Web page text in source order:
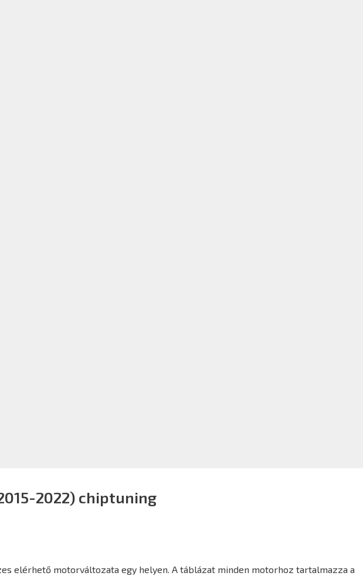
2015-2022) chiptuning
elérhető motorváltozata egy helyen. A táblázat minden motorhoz tartalmazza a